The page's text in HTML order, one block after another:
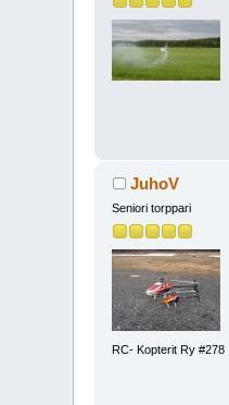
JuhoV
Seniori torppari
RC- Kopterit Ry #278